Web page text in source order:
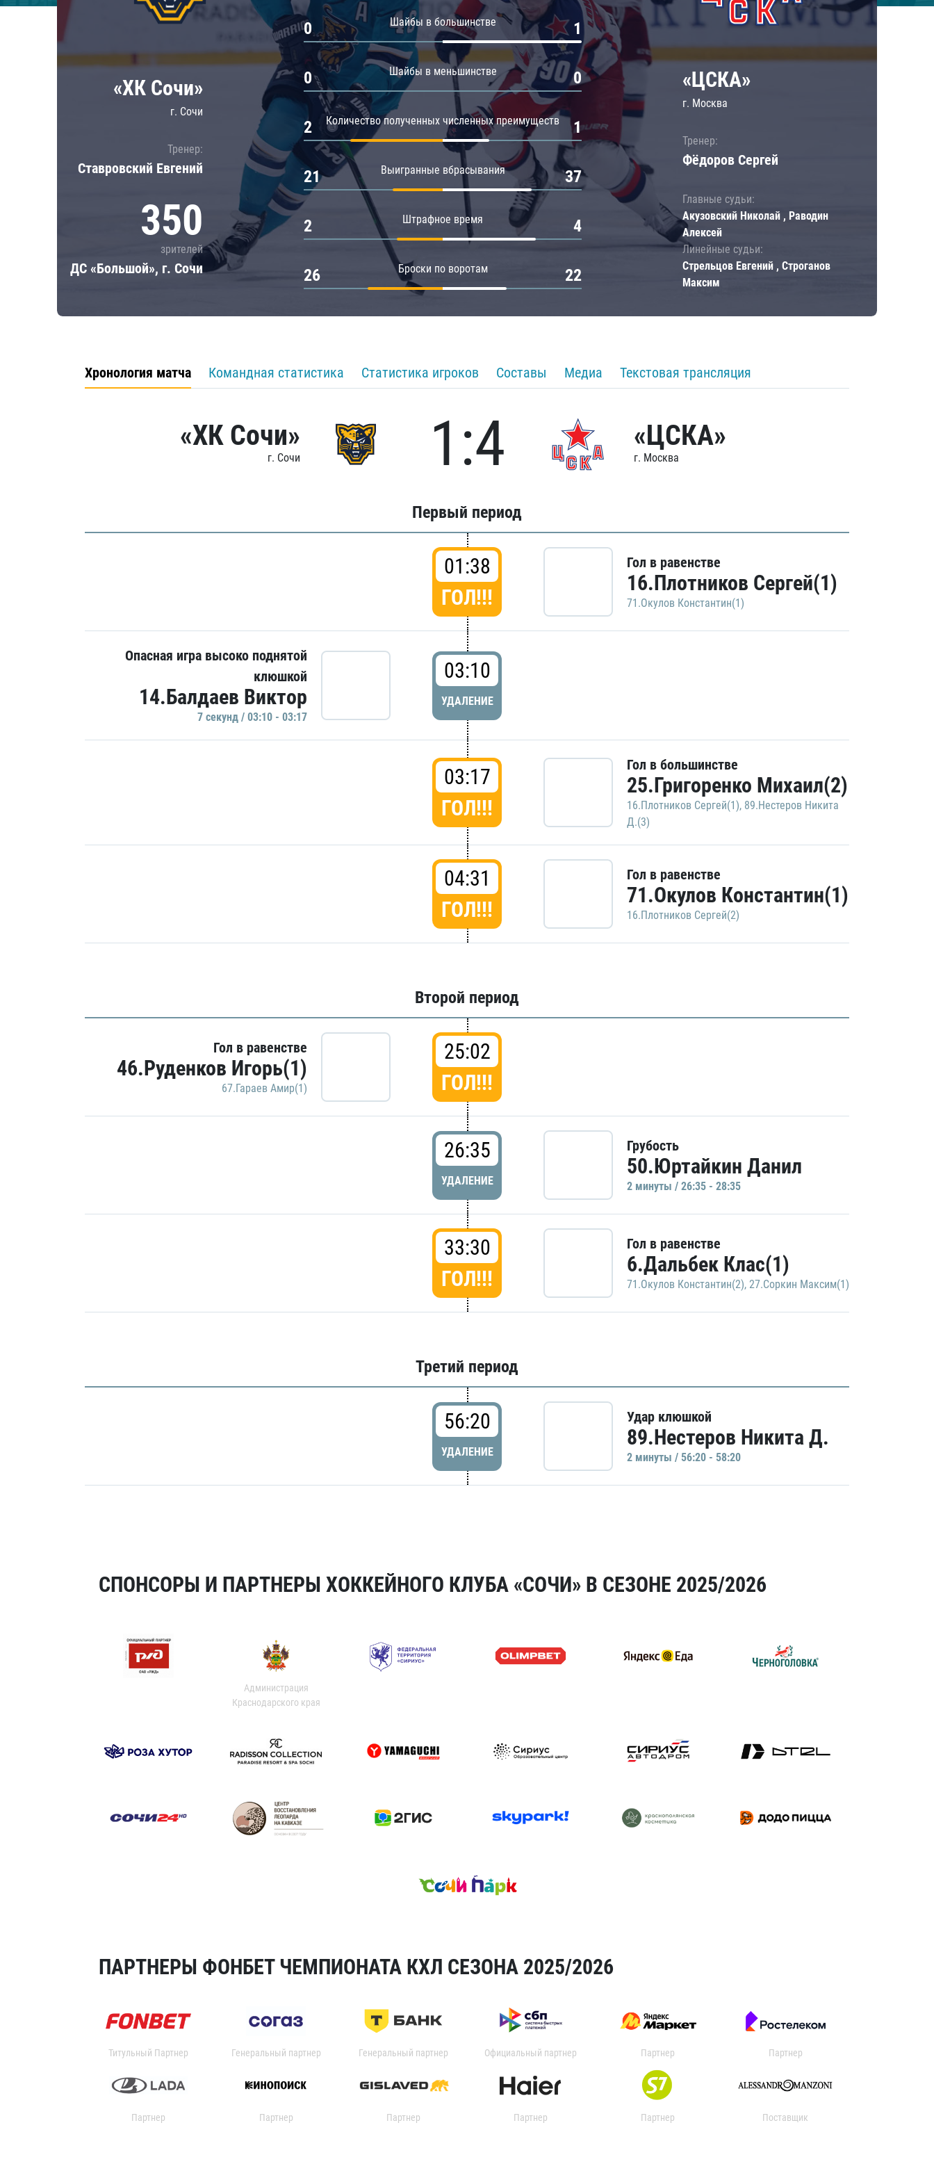
Локомотив
ЦСКА
Шанхайские Драконы
Амур
Барыс
Салават Юлаев
«ХК Сочи»
г. Сочи
Тренер:
Ставровский Евгений
350
зрителей
ДС «Большой», г. Сочи
Шайбы в большинстве
0 1
Шайбы в меньшинстве
0 0
Количество полученных численных преимуществ
2 1
Выигранные вбрасывания
21 37
Штрафное время
2 4
Броски по воротам
26 22
«ЦСКА»
г. Москва
Тренер:
Фёдоров Сергей
Главные судьи:
Акузовский Николай , Раводин
Алексей
Линейные судьи:
Стрельцов Евгений , Строганов
Максим
Хронология матча Командная статистика Статистика игроков Составы Медиа Текстовая трансляция
«ХК Сочи»
г. Сочи 1:4 «ЦСКА»
г. Москва
Первый период
01:38
ГОЛ!!!
Гол в равенстве
16.Плотников Сергей(1)
71.Окулов Константин(1)
Опасная игра высоко поднятой
клюшкой
14.Балдаев Виктор
7 секунд / 03:10 - 03:17
03:10
УДАЛЕНИЕ
03:17
ГОЛ!!!
Гол в большинстве
25.Григоренко Михаил(2)
16.Плотников Сергей(1), 89.Нестеров Никита
Д.(3)
04:31
ГОЛ!!!
Гол в равенстве
71.Окулов Константин(1)
16.Плотников Сергей(2)
Второй период
Гол в равенстве
46.Руденков Игорь(1)
67.Гараев Амир(1)
25:02
ГОЛ!!!
26:35
УДАЛЕНИЕ
Грубость
50.Юртайкин Данил
2 минуты / 26:35 - 28:35
33:30
ГОЛ!!!
Гол в равенстве
6.Дальбек Клас(1)
71.Окулов Константин(2), 27.Соркин Максим(1)
Третий период
56:20
УДАЛЕНИЕ
Удар клюшкой
89.Нестеров Никита Д.
2 минуты / 56:20 - 58:20
СПОНСОРЫ И ПАРТНЕРЫ ХОККЕЙНОГО КЛУБА «СОЧИ» В СЕЗОНЕ 2025/2026
Администрация
Краснодарского края
ПАРТНЕРЫ ФОНБЕТ ЧЕМПИОНАТА КХЛ СЕЗОНА 2025/2026
Титульный Партнер Генеральный партнер Генеральный партнер Официальный партнер Партнер Партнер
Партнер Партнер Партнер Партнер Партнер Поставщик